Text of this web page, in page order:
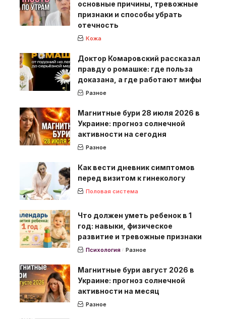
основные причины, тревожные
признаки и способы убрать
отечность
Кожа
Доктор Комаровский рассказал
правду о ромашке: где польза
доказана, а где работают мифы
Разное
Магнитные бури 28 июля 2026 в
Украине: прогноз солнечной
активности на сегодня
Разное
Как вести дневник симптомов
перед визитом к гинекологу
Половая система
Что должен уметь ребенок в 1
год: навыки, физическое
развитие и тревожные признаки
Психология Разное
Магнитные бури август 2026 в
Украине: прогноз солнечной
активности на месяц
Разное